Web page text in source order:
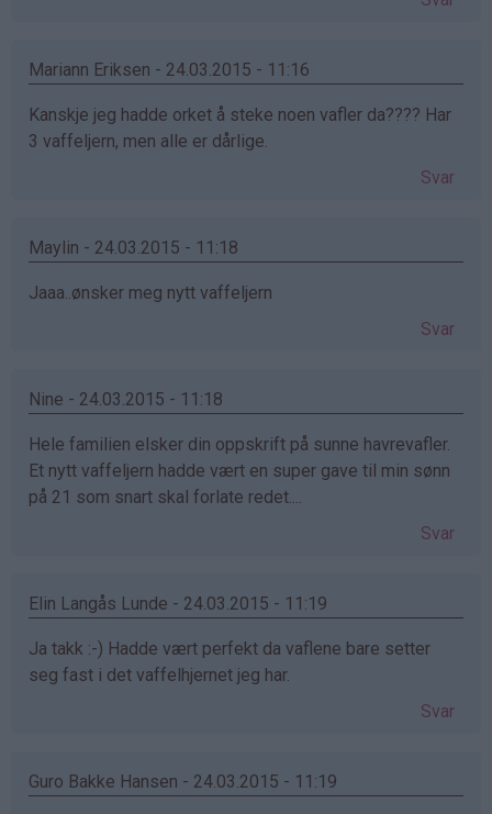
Mariann Eriksen - 24.03.2015 - 11:16
Kanskje jeg hadde orket å steke noen vafler da???? Har
3 vaffeljern, men alle er dårlige.
Svar
Maylin - 24.03.2015 - 11:18
Jaaa..ønsker meg nytt vaffeljern
Svar
Nine - 24.03.2015 - 11:18
Hele familien elsker din oppskrift på sunne havrevafler.
Et nytt vaffeljern hadde vært en super gave til min sønn
på 21 som snart skal forlate redet....
Svar
Elin Langås Lunde - 24.03.2015 - 11:19
Ja takk :-) Hadde vært perfekt da vaflene bare setter
seg fast i det vaffelhjernet jeg har.
Svar
Guro Bakke Hansen - 24.03.2015 - 11:19